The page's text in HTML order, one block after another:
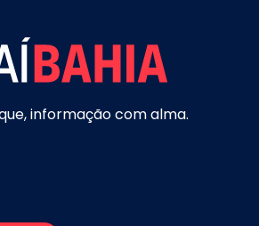
informação com alma.